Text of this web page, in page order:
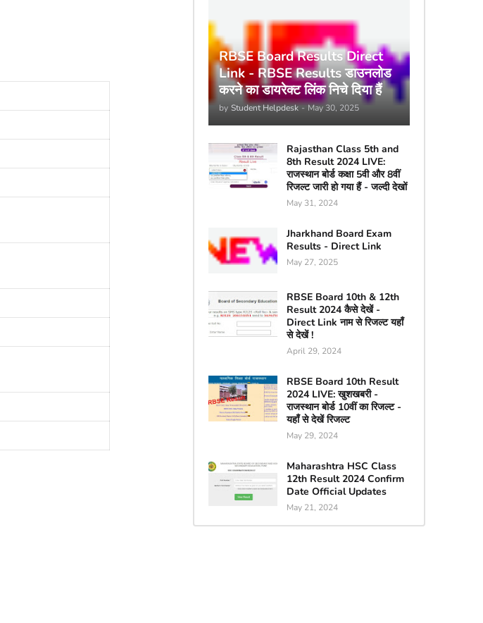
RBSE Board Results Direct
Link - RBSE Results डाउनलोड
करने का डायरेक्ट लिंक निचे दिया हैं
by Student Helpdesk - May 30, 2025
Rajasthan Class 5th and
8th Result 2024 LIVE:
राजस्थान बोर्ड कक्षा 5वी और 8वीं
रिजल्ट जारी हो गया हैं - जल्दी देखों
May 31, 2024
Jharkhand Board Exam
Results - Direct Link
May 27, 2025
RBSE Board 10th & 12th
Result 2024 कैसे देखें -
Direct Link नाम से रिजल्ट यहाँ
से देखें !
April 29, 2024
RBSE Board 10th Result
2024 LIVE: खुशखबरी -
राजस्थान बोर्ड 10वीं का रिजल्ट -
यहाँ से देखें रिजल्ट
May 29, 2024
Maharashtra HSC Class
12th Result 2024 Confirm
Date Official Updates
May 21, 2024